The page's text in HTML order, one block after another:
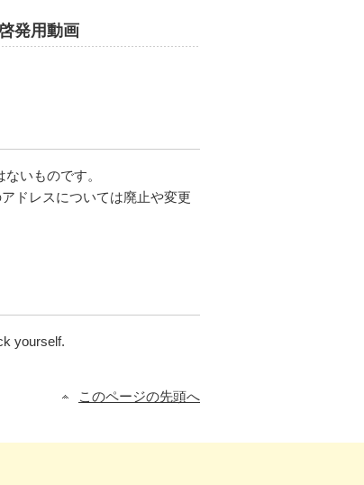
発用動画
いものです。
ドレスについては廃止や変更
yourself.
このページの先頭へ